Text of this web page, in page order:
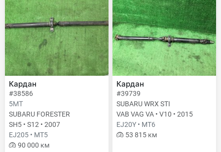
Кардан
#38586
5МТ
SUBARU FORESTER
SH5 • S12 • 2007
EJ205 • MT5
90 000 км
Кардан
#39739
SUBARU WRX STI
VAB VAG VA • V10 • 2015
EJ20Y • MT6
53 815 км